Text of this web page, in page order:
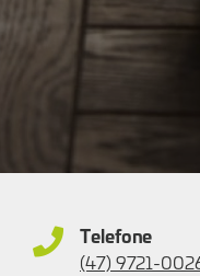
Telefone
(47) 9721-